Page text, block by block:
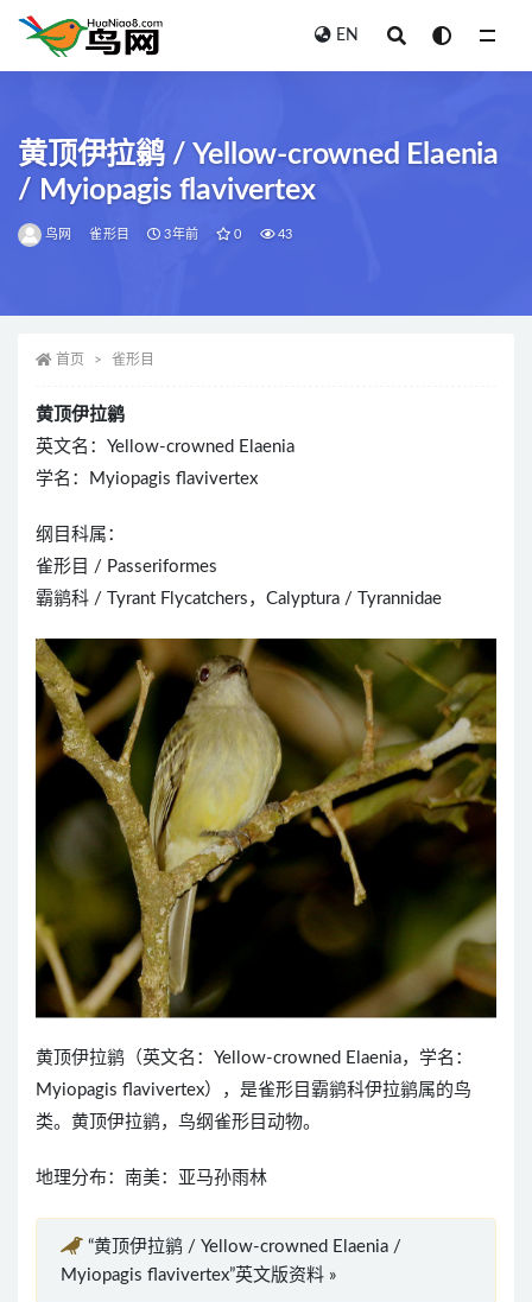
EN
黄顶伊拉鹟 / Yellow-crowned Elaenia
/ Myiopagis flavivertex
鸟网 雀形目 3年前 0 43
首页 雀形目
黄顶伊拉鹟
英文名：Yellow-crowned Elaenia
学名：Myiopagis flavivertex
纲目科属：
雀形目 / Passeriformes
霸鹟科 / Tyrant Flycatchers，Calyptura / Tyrannidae
黄顶伊拉鹟（英文名：Yellow-crowned Elaenia，学名：
Myiopagis flavivertex），是雀形目霸鹟科伊拉鹟属的鸟
类。黄顶伊拉鹟，鸟纲雀形目动物。
地理分布：南美：亚马孙雨林
“黄顶伊拉鹟 / Yellow-crowned Elaenia /
Myiopagis flavivertex”英文版资料 »